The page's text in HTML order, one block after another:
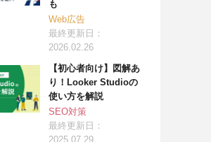
も
Web広告
最終更新日：
2026.02.26
【初心者向け】図解あ
り！Looker Studioの
使い方を解説
SEO対策
最終更新日：
2025.07.29